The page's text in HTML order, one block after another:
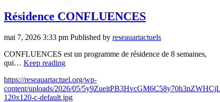
Résidence CONFLUENCES
mai 7, 2026 3:33 pm Published by reseauartactuels
CONFLUENCES est un programme de résidence de 8 semaines,
qui… Keep reading
https://reseauartactuel.org/wp-
content/uploads/2026/05/
120x120-c-default.jpg